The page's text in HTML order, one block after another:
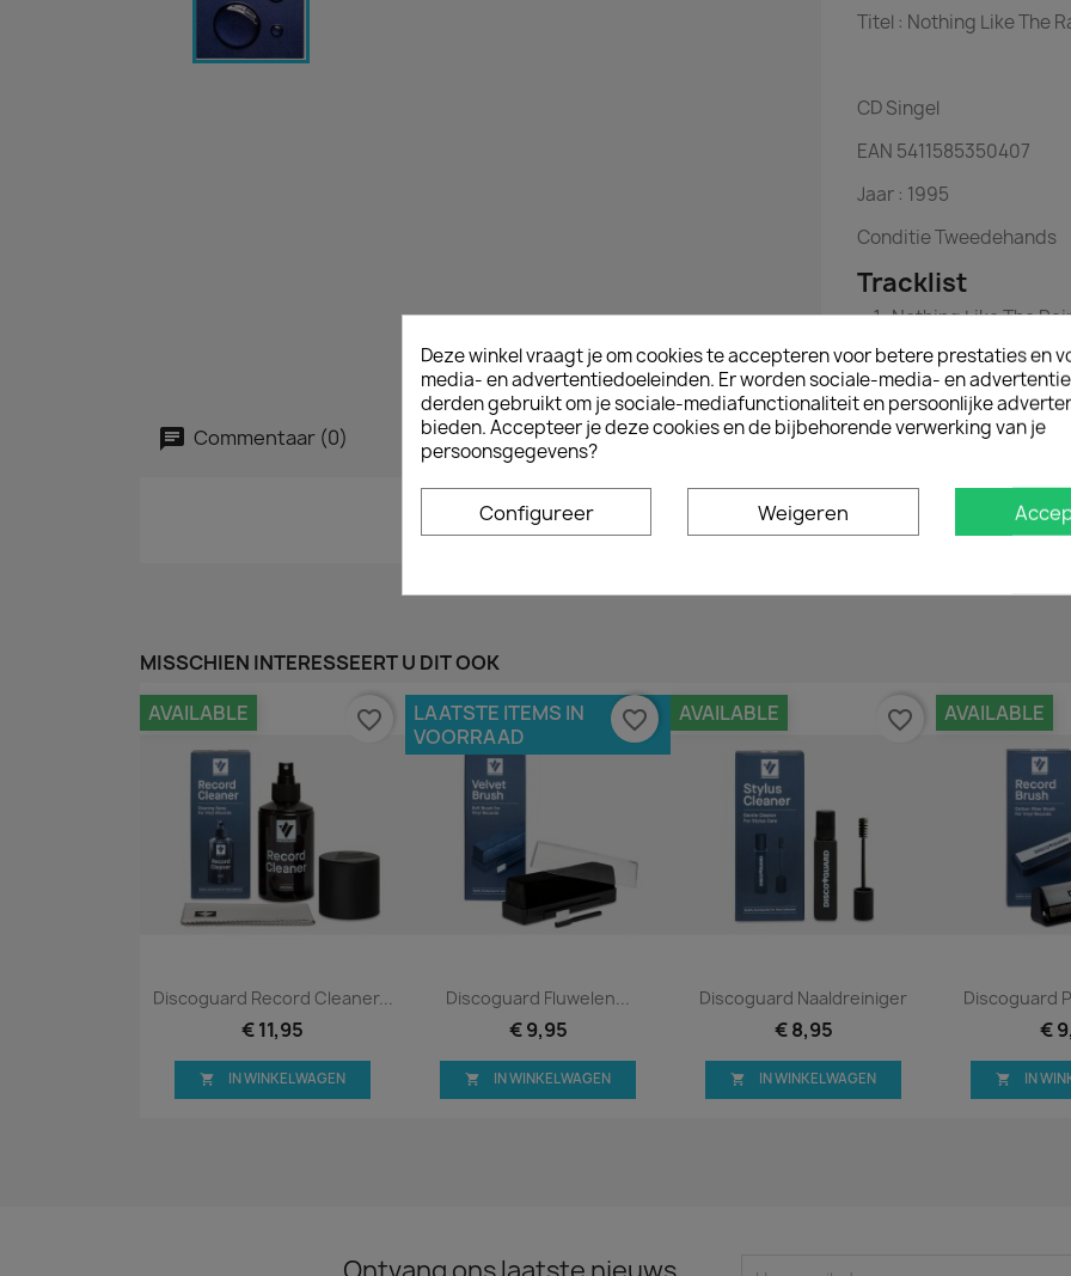
Titel : Nothing Like The
CDSingel
EAN 5411585350407
Jaar : 1995
ConditieTweedehands
Tracklist
Nothing Like The
Nothing Like The
Commentaar (0)
Geen klantenbeoordelingen op het moment.
MISSCHIEN INTERESSEERT U DIT OOK
Snel bekijken
Discoguard Record Cleaner...
€ 11,95
AVAILABLE
 IN WINKELWAGEN
favorite_border
Snel bekijken
Discoguard Fluwelen...
€ 9,95
LAATSTE ITEMS IN
VOORRAAD
 IN WINKELWAGEN
favorite_border
Snel bekijken
Discoguard Naaldreiniger
€ 8,95
AVAILABLE
 IN WINKELWAGEN
favorite_border
Snel
Discoguard
€
AVAILABLE
 IN
Deze winkel vraagt je om cookies te accepteren voor betere prestaties en
media- en advertentiedoeleinden. Er worden sociale-media- en
derden gebruikt om je sociale-mediafunctionaliteit en persoonlijke
bieden. Accepteer je deze cookies en de bijbehorende verwerking van je
persoonsgegevens?
Configureer Weigeren